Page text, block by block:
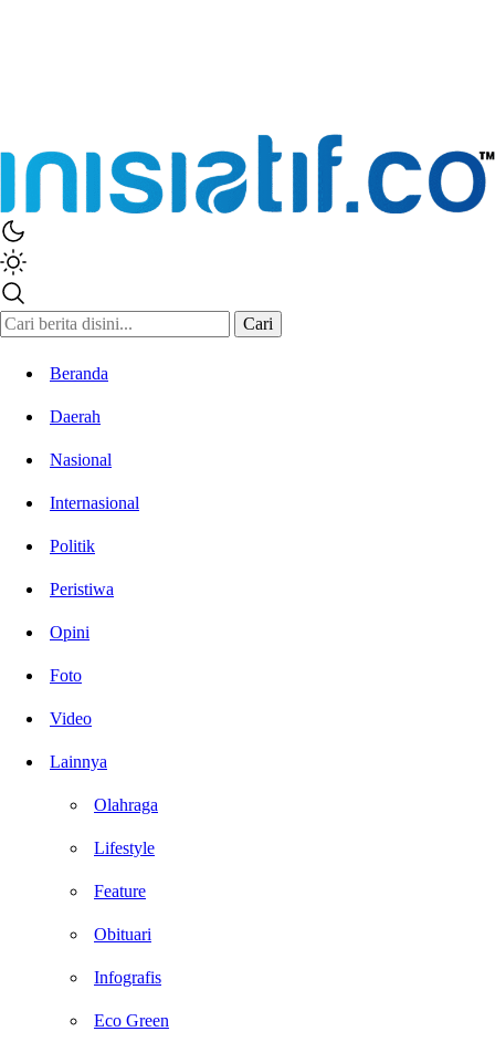
Inisiatif.co
Stay Connected Stay Informed
Cari
Beranda
Daerah
Nasional
Internasional
Politik
Peristiwa
Opini
Foto
Video
Lainnya
Olahraga
Lifestyle
Feature
Obituari
Infografis
Eco Green